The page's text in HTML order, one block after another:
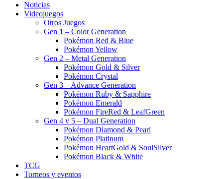
Noticias
Videojuegos
Otros Juegos
Gen 1 – Color Generation
Pokémon Red & Blue
Pokémon Yellow
Gen 2 – Metal Generation
Pokémon Gold & Silver
Pokémon Crystal
Gen 3 – Advance Generation
Pokémon Ruby & Sapphire
Pokémon Emerald
Pokémon FireRed & LeafGreen
Gen 4 y 5 – Dual Generation
Pokémon Diamond & Pearl
Pokémon Platinum
Pokémon HeartGold & SoulSilver
Pokémon Black & White
TCG
Torneos y eventos